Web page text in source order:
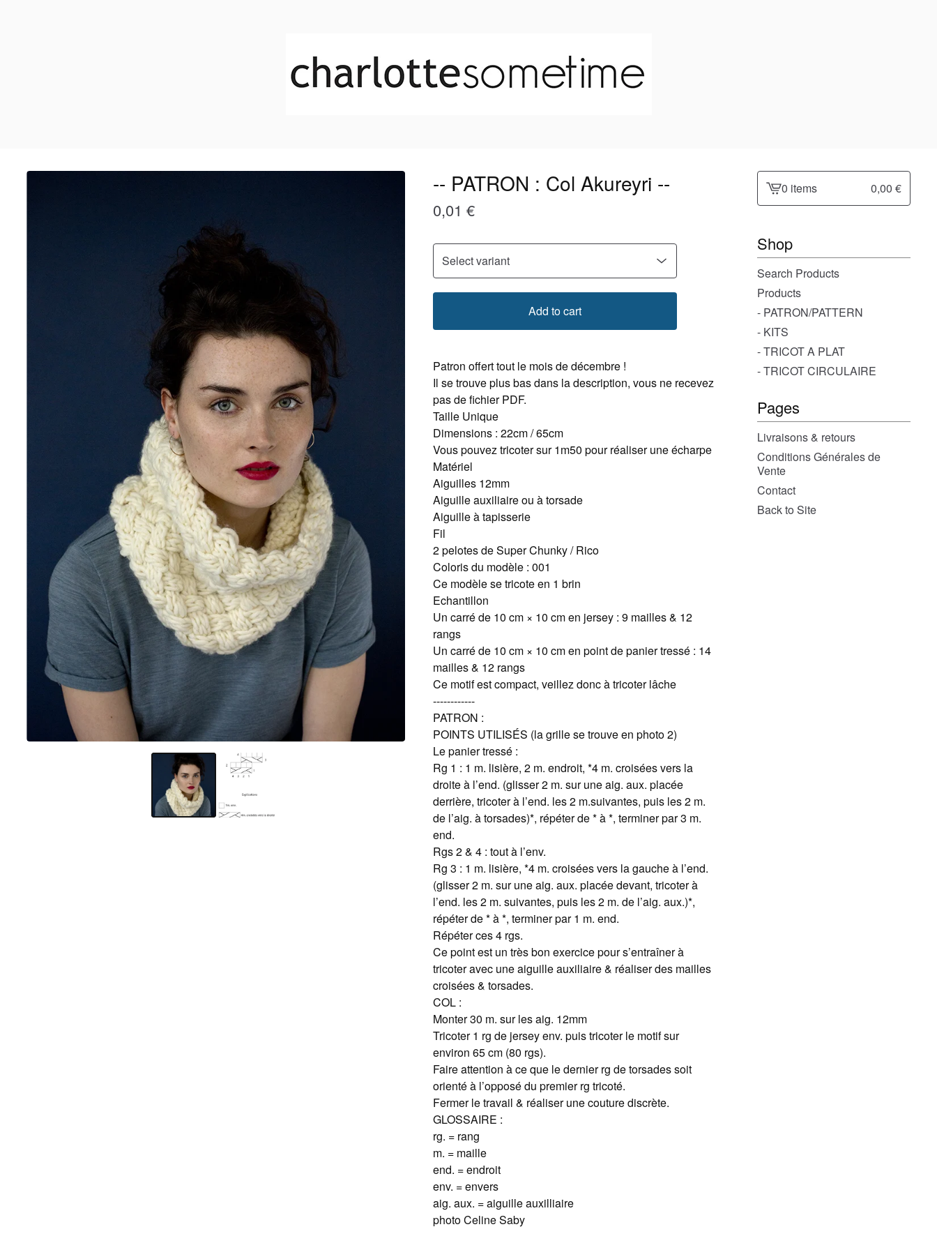
-- PATRON : Col Akureyri --
0,01€
Add to cart
Patron offert tout le mois de décembre !
Il se trouve plus bas dans la description, vous ne recevez
pas de fichier PDF.
Taille Unique
Dimensions : 22cm / 65cm
Vous pouvez tricoter sur 1m50 pour réaliser une écharpe
Matériel
Aiguilles 12mm
Aiguille auxiliaire ou à torsade
Aiguille à tapisserie
Fil
2 pelotes de Super Chunky / Rico
Coloris du modèle : 001
Ce modèle se tricote en 1 brin
Echantillon
Un carré de 10 cm × 10 cm en jersey : 9 mailles & 12
rangs
Un carré de 10 cm × 10 cm en point de panier tressé : 14
mailles & 12 rangs
Ce motif est compact, veillez donc à tricoter lâche
------------
PATRON :
POINTS UTILISÉS (la grille se trouve en photo 2)
Le panier tressé :
Rg 1 : 1 m. lisière, 2 m. endroit, *4 m. croisées vers la
droite à l’end. (glisser 2 m. sur une aig. aux. placée
derrière, tricoter à l’end. les 2 m.suivantes, puis les 2 m.
de l’aig. à torsades)*, répéter de * à *, terminer par 3 m.
end.
Rgs 2 & 4 : tout à l’env.
Rg 3 : 1 m. lisière, *4 m. croisées vers la gauche à l’end.
(glisser 2 m. sur une aig. aux. placée devant, tricoter à
l’end. les 2 m. suivantes, puis les 2 m. de l’aig. aux.)*,
répéter de * à *, terminer par 1 m. end.
Répéter ces 4 rgs.
Ce point est un très bon exercice pour s’entraîner à
tricoter avec une aiguille auxiliaire & réaliser des mailles
croisées & torsades.
COL :
Monter 30 m. sur les aig. 12mm
Tricoter 1 rg de jersey env. puis tricoter le motif sur
environ 65 cm (80 rgs).
Faire attention à ce que le dernier rg de torsades soit
orienté à l’opposé du premier rg tricoté.
Fermer le travail & réaliser une couture discrète.
GLOSSAIRE :
rg. = rang
m. = maille
end. = endroit
env. = envers
aig. aux. = aiguille auxilliaire
photo Celine Saby
View0 items 0,00 €
Shop
Search Products
Products
- PATRON/PATTERN
- KITS
- TRICOT A PLAT
- TRICOT CIRCULAIRE
Pages
Livraisons & retours
Conditions Générales de
Vente
Contact
Back to Site